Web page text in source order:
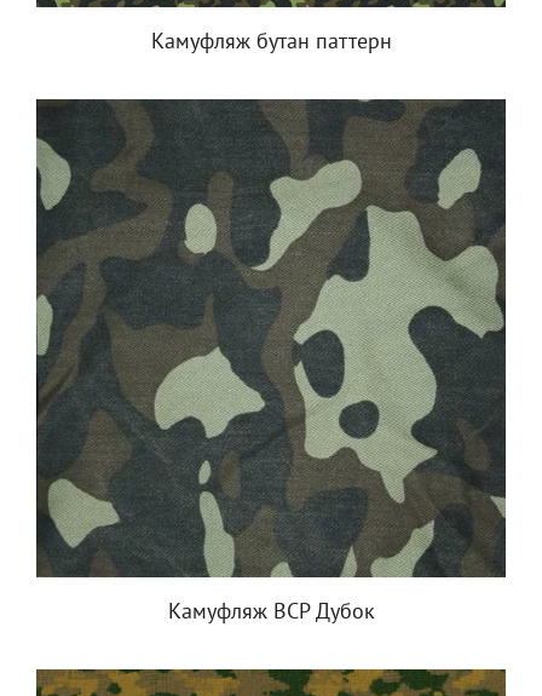
Камуфляж бутан паттерн
Камуфляж ВСР Дубок